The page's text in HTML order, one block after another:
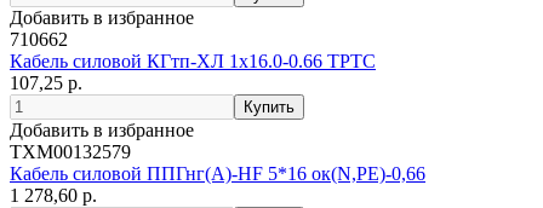
Добавить в избранное
710662
Кабель силовой КГтп-ХЛ 1х16.0-0.66 ТРТС
107,25 р.
Добавить в избранное
ТХМ00132579
Кабель силовой ППГнг(А)-HF 5*16 ок(N,PE)-0,66
1 278,60 р.